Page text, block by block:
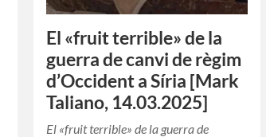
El «fruit terrible» de la
guerra de canvi de règim
d’Occident a Síria [Mark
Taliano, 14.03.2025]
El «fruit terrible» de la guerra de